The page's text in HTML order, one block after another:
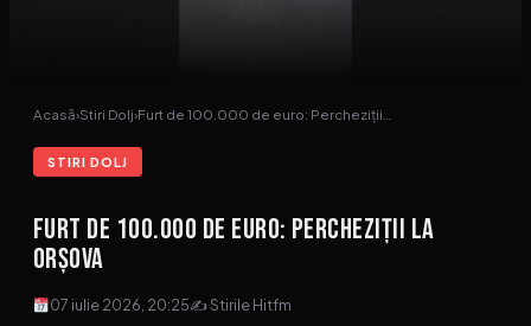
Acasă›Stiri Dolj›Furt de 100.000 de euro: Percheziții…
STIRI DOLJ
Furt de 100.000 de euro: Percheziții la
Orșova
07 iulie 2026, 20:25✍ Stirile Hitfm